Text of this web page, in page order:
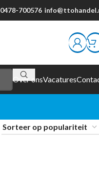
0478-700576
Over onsVacatures